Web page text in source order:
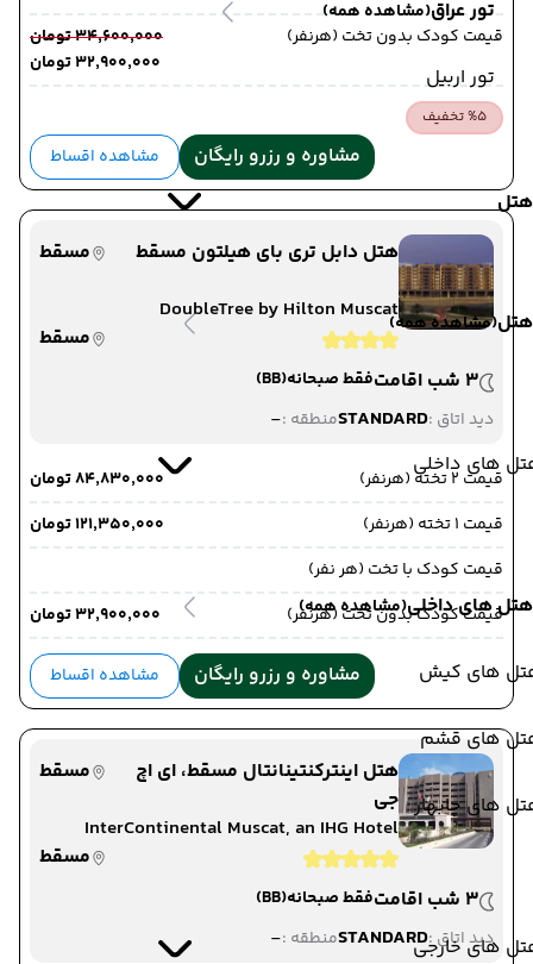
تور عراق(مشاهده همه)
تور اربیل
هتل
هتل(مشاهده همه)
های داخلی
هتل های داخلی(مشاهده همه)
های کیش
های قشم
های چابهار
های خارجی
قیمت کودک بدون تخت (هرنفر)
۳۴٬۶۰۰٬۰۰۰ تومان
۳۲٬۹۰۰٬۰۰۰ تومان
%5 تخفیف
مشاوره و رزرو رایگان مشاهده اقساط
هتل دابل تری بای هیلتون مسقط
مسقط
DoubleTree by Hilton Muscat
مسقط
3 شب اقامت
فقط صبحانه(BB)
دید اتاق :STANDARDمنطقه :-
قیمت 2 تخته (هرنفر)
۸۴٬۸۳۰٬۰۰۰ تومان
قیمت 1 تخته (هرنفر)
۱۲۱٬۳۵۰٬۰۰۰ تومان
قیمت کودک با تخت (هر نفر)
قیمت کودک بدون تخت (هرنفر)
۳۲٬۹۰۰٬۰۰۰ تومان
مشاوره و رزرو رایگان مشاهده اقساط
هتل اینترکنتینانتال مسقط، ای اچ
جی
مسقط
InterContinental Muscat, an IHG Hotel
مسقط
3 شب اقامت
فقط صبحانه(BB)
دید اتاق :STANDARDمنطقه :-